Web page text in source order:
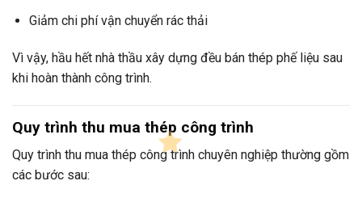
Giảm chi phí vận chuyển rác thải
Vì vậy, hầu hết nhà thầu xây dựng đều bán thép phế liệu sau
khi hoàn thành công trình.
Quy trình thu mua thép công trình
Quy trình thu mua thép công trình chuyên nghiệp thường gồm
các bước sau: